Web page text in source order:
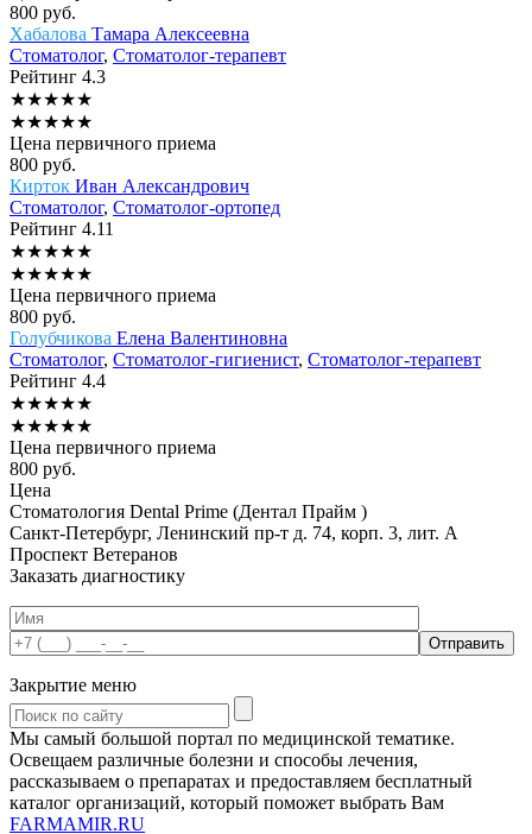
800 руб.
Хабалова Тамара Алексеевна
Стоматолог, Стоматолог-терапевт
Рейтинг 4.3
★★★★★
★★★★★
Цена первичного приема
800 руб.
Кирток Иван Александрович
Стоматолог, Стоматолог-ортопед
Рейтинг 4.11
★★★★★
★★★★★
Цена первичного приема
800 руб.
Голубчикова Елена Валентиновна
Стоматолог, Стоматолог-гигиенист, Стоматолог-терапевт
Рейтинг 4.4
★★★★★
★★★★★
Цена первичного приема
800 руб.
Цена
Стоматология Dental Prime (Дентал Прайм )
Санкт-Петербург, Ленинский пр-т д. 74, корп. 3, лит. А
Проспект Ветеранов
Заказать диагностику
Закрытие меню
Мы самый большой портал по медицинской тематике.
Освещаем различные болезни и способы лечения,
рассказываем о препаратах и предоставляем бесплатный
каталог организаций, который поможет выбрать Вам
FARMAMIR.RU